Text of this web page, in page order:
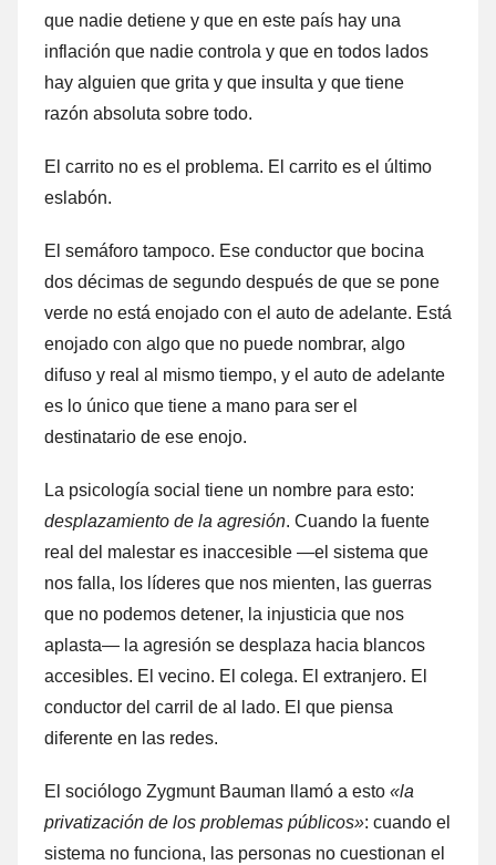
que nadie detiene y que en este país hay una
inflación que nadie controla y que en todos lados
hay alguien que grita y que insulta y que tiene
razón absoluta sobre todo.
El carrito no es el problema. El carrito es el último
eslabón.
El semáforo tampoco. Ese conductor que bocina
dos décimas de segundo después de que se pone
verde no está enojado con el auto de adelante. Está
enojado con algo que no puede nombrar, algo
difuso y real al mismo tiempo, y el auto de adelante
es lo único que tiene a mano para ser el
destinatario de ese enojo.
La psicología social tiene un nombre para esto:
desplazamiento de la agresión. Cuando la fuente
real del malestar es inaccesible —el sistema que
nos falla, los líderes que nos mienten, las guerras
que no podemos detener, la injusticia que nos
aplasta— la agresión se desplaza hacia blancos
accesibles. El vecino. El colega. El extranjero. El
conductor del carril de al lado. El que piensa
diferente en las redes.
El sociólogo Zygmunt Bauman llamó a esto «la
privatización de los problemas públicos»: cuando el
sistema no funciona, las personas no cuestionan el